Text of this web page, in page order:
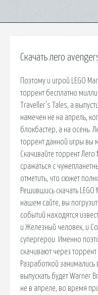
Скачать лего
Поэтому и игрой LEGO
торрент бесплатно
Traveller's Tales, а
намечен не на апрель,
блокбастер, а на осень.
торрент данной игры вы
Скачивайте торрент
сражаться с
отметить, что сюжет
Решившись скачать
нашем сайте, вы
событий находятся
и Железный человек, и
супергерои. Именно
скачивают через
Разработкой занимались
выпускать будет Warner
не в апреле, во время